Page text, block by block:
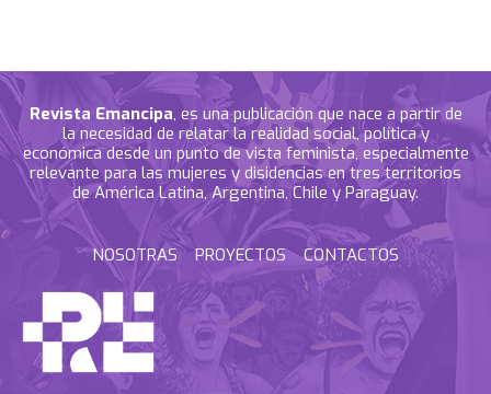
Revista Emancipa, es una publicación que nace a partir de
la necesidad de relatar la realidad social, política y
económica desde un punto de vista feminista, especialmente
relevante para las mujeres y disidencias en tres territorios
de América Latina, Argentina, Chile y Paraguay.
NOSOTRAS PROYECTOS CONTACTOS